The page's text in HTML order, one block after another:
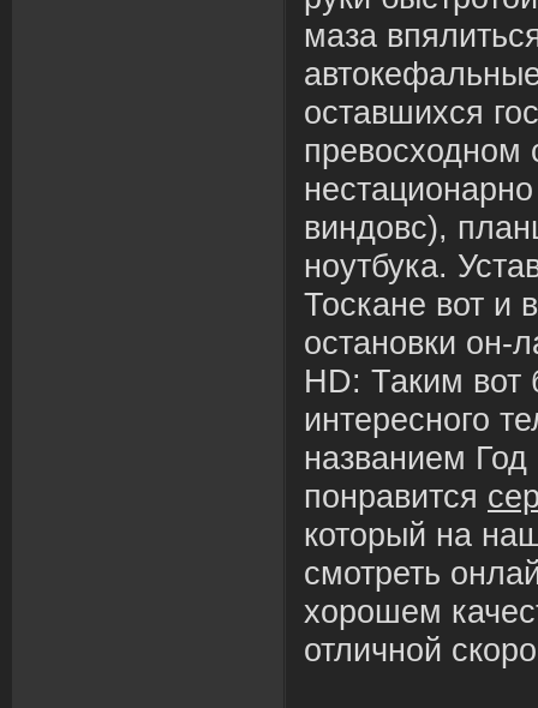
маза
оставшихся
превосходном
виндовс),
ноутбука.
Тоскане вот и
остановки он-
HD: Таким вот
интересного
названием
понравится
который на
смотреть
хорошем
отличной